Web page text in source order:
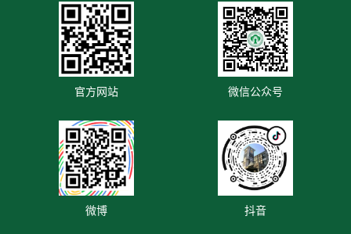
官方网站 微信公众号
微博 抖音